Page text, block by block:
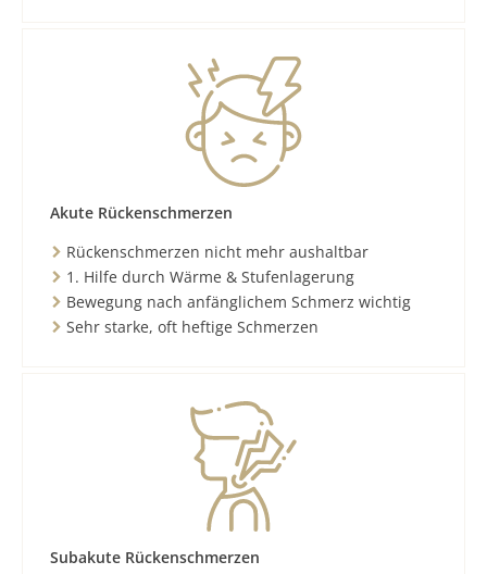
Akute Rückenschmerzen
Rückenschmerzen nicht mehr aushaltbar
1. Hilfe durch Wärme & Stufenlagerung
Bewegung nach anfänglichem Schmerz wichtig
Sehr starke, oft heftige Schmerzen
Subakute Rückenschmerzen